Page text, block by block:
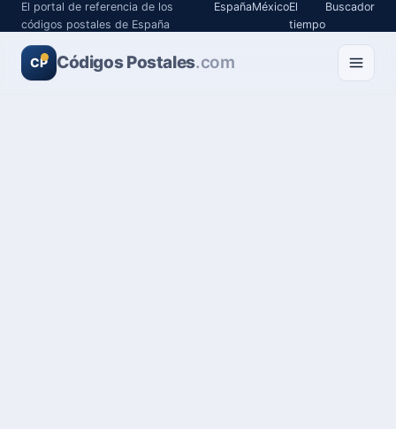
El portal de referencia de los
códigos postales de España
EspañaMéxicoEl
tiempo
Buscador
CP Códigos Postales.com